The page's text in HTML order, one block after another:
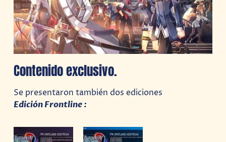
Contenido exclusivo.
Se presentaron también dos ediciones
Edición Frontline :